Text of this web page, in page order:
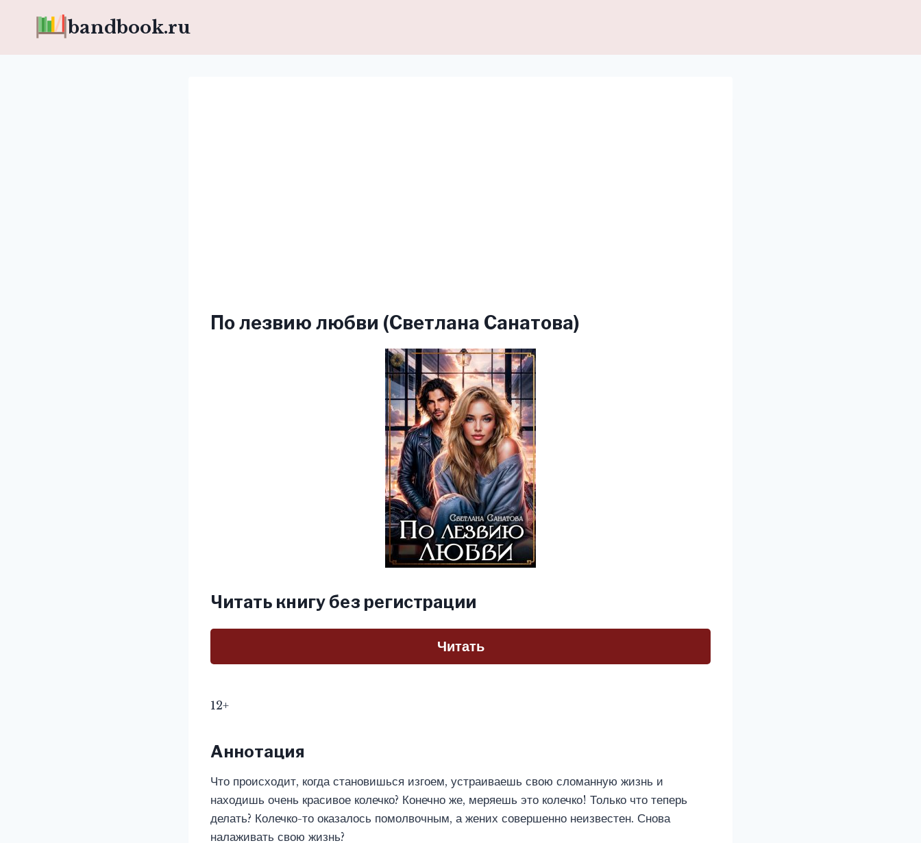
bandbook.ru
По лезвию любви (Светлана Санатова)
Читать книгу без регистрации
Читать
12+
Аннотация
Что происходит, когда становишься изгоем, устраиваешь свою сломанную жизнь и
находишь очень красивое колечко? Конечно же, меряешь это колечко! Только что теперь
делать? Колечко-то оказалось помолвочным, а жених совершенно неизвестен. Снова
налаживать свою жизнь?